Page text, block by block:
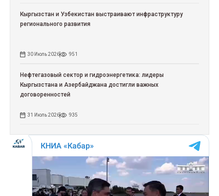
Кыргызстан и Узбекистан выстраивают инфраструктуру
регионального развития
30 Июль 2026 951
Нефтегазовый сектор и гидроэнергетика: лидеры
Кыргызстана и Азербайджана достигли важных
договоренностей
31 Июль 2026 935